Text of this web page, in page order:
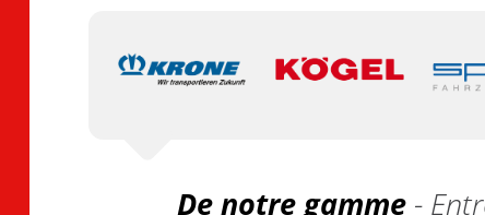
De notre gamme-